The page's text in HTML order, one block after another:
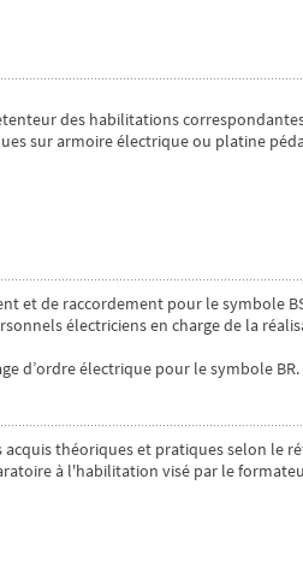
des habilitations
sur armoire électrique ou platine
et de raccordement pour le symbole
électriciens en charge de la
d’ordre électrique pour le symbole BR.
théoriques et pratiques selon le
à l'habilitation visé par le